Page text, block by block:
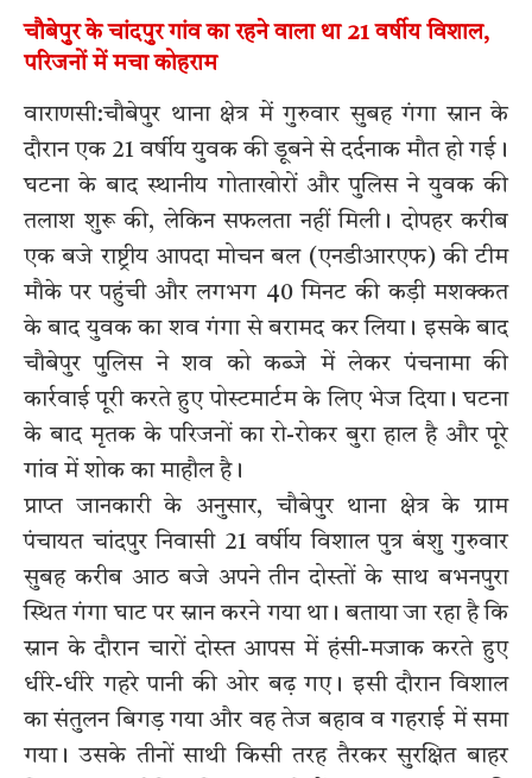
चौबेपुर के चांदपुर गांव का रहने वाला था 21 वर्षीय विशाल,
परिजनों में मचा कोहराम
वाराणसी:चौबेपुर थाना क्षेत्र में गुरुवार सुबह गंगा स्नान के
दौरान एक 21 वर्षीय युवक की डूबने से दर्दनाक मौत हो गई।
घटना के बाद स्थानीय गोताखोरों और पुलिस ने युवक की
तलाश शुरू की, लेकिन सफलता नहीं मिली। दोपहर करीब
एक बजे राष्ट्रीय आपदा मोचन बल (एनडीआरएफ) की टीम
मौके पर पहुंची और लगभग 40 मिनट की कड़ी मशक्कत
के बाद युवक का शव गंगा से बरामद कर लिया। इसके बाद
चौबेपुर पुलिस ने शव को कब्जे में लेकर पंचनामा की
कार्रवाई पूरी करते हुए पोस्टमार्टम के लिए भेज दिया। घटना
के बाद मृतक के परिजनों का रो-रोकर बुरा हाल है और पूरे
गांव में शोक का माहौल है।
प्राप्त जानकारी के अनुसार, चौबेपुर थाना क्षेत्र के ग्राम
पंचायत चांदपुर निवासी 21 वर्षीय विशाल पुत्र बंशु गुरुवार
सुबह करीब आठ बजे अपने तीन दोस्तों के साथ बभनपुरा
स्थित गंगा घाट पर स्नान करने गया था। बताया जा रहा है कि
स्नान के दौरान चारों दोस्त आपस में हंसी-मजाक करते हुए
धीरे-धीरे गहरे पानी की ओर बढ़ गए। इसी दौरान विशाल
का संतुलन बिगड़ गया और वह तेज बहाव व गहराई में समा
गया। उसके तीनों साथी किसी तरह तैरकर सुरक्षित बाहर